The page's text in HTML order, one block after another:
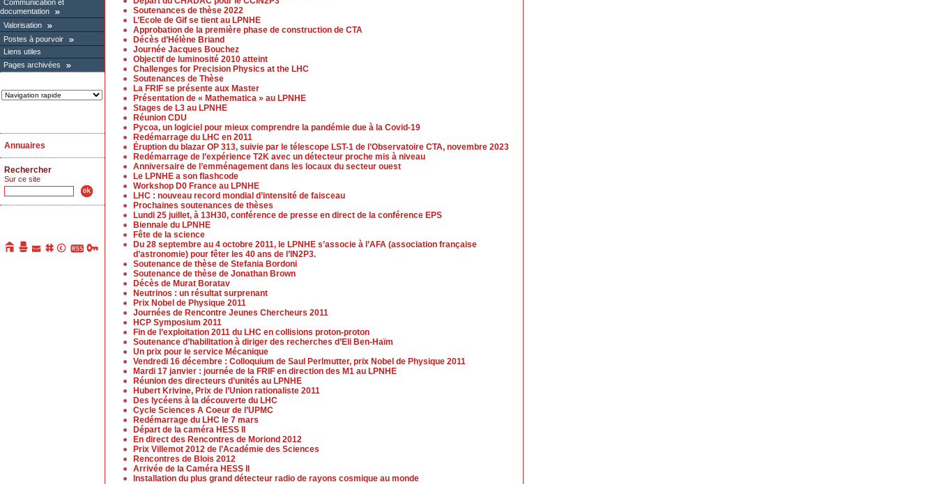
Communication et
documentation
Valorisation
Postes à pourvoir
Liens utiles
Pages archivées
Annuaires
Rechercher
Sur ce site
Soutenances de thèse 2022
L’Ecole de Gif se tient au LPNHE
Approbation de la première phase de construction de CTA
Décès d’Hélène Briand
Journée Jacques Bouchez
Objectif de luminosité 2010 atteint
Challenges for Precision Physics at the LHC
Soutenances de Thèse
La FRIF se présente aux Master
Présentation de « Mathematica » au LPNHE
Stages de L3 au LPNHE
Réunion CDU
Pycoa, un logiciel pour mieux comprendre la pandémie due à la Covid-19
Redémarrage du LHC en 2011
Éruption du blazar OP 313, suivie par le télescope LST-1 de l’Observatoire CTA, novembre 2023
Redémarrage de l’expérience T2K avec un détecteur proche mis à niveau
Anniversaire de l’emménagement dans les locaux du secteur ouest
Le LPNHE a son flashcode
Workshop D0 France au LPNHE
LHC : nouveau record mondial d’intensité de faisceau
Prochaines soutenances de thèses
Lundi 25 juillet, à 13H30, conférence de presse en direct de la conférence EPS
Biennale du LPNHE
Fête de la science
Du 28 septembre au 4 octobre 2011, le LPNHE s’associe à l’AFA (association française
d’astronomie) pour fêter les 40 ans de l’IN2P3.
Soutenance de thèse de Stefania Bordoni
Soutenance de thèse de Jonathan Brown
Décès de Murat Boratav
Neutrinos : un résultat surprenant
Prix Nobel de Physique 2011
Journées de Rencontre Jeunes Chercheurs 2011
HCP Symposium 2011
Fin de l’exploitation 2011 du LHC en collisions proton-proton
Soutenance d’habilitation à diriger des recherches d’Eli Ben-Haïm
Un prix pour le service Mécanique
Vendredi 16 décembre : Colloquium de Saul Perlmutter, prix Nobel de Physique 2011
Mardi 17 janvier : journée de la FRIF en direction des M1 au LPNHE
Réunion des directeurs d’unités au LPNHE
Hubert Krivine, Prix de l’Union rationaliste 2011
Des lycéens à la découverte du LHC
Cycle Sciences A Coeur de l’UPMC
Redémarrage du LHC le 7 mars
Départ de la caméra HESS II
En direct des Rencontres de Moriond 2012
Prix Villemot 2012 de l’Académie des Sciences
Rencontres de Blois 2012
Arrivée de la Caméra HESS II
Installation du plus grand détecteur radio de rayons cosmique au monde